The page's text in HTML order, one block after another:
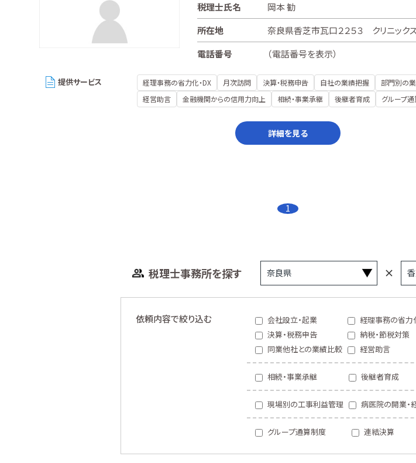
税理士氏名
岡本 勧
所在地
奈良県香芝市瓦口２２５３ クリニック
電話番号
（電話番号を表示）
提供サービス 経理事務の省力化・DX 月次訪問 決算・税務申告 自社の業績把握 部門別の
経営助言
金融機関からの信用力向上 相続・事業承継 後継者育成 グループ
詳細を見る
1
税理士事務所を探す
依頼内容で絞り込む 会社設立・起業 経理事務の省力
決算・税務申告
納税・節税対策
同業他社との業績比較
経営助言
相続・事業承継 後継者育成
現場別の工事利益管理 病医院の開業・
グループ通算制度 連結決算